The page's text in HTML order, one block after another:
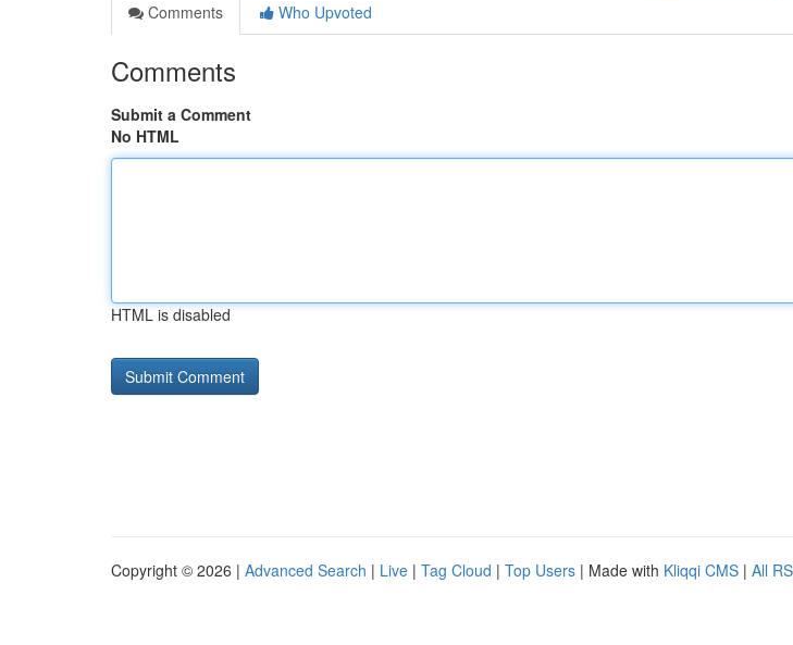
Comments
Who Upvoted
Comments
Submit a Comment
No HTML
HTML is disabled
Copyright © 2026 | Advanced Search | Live | Tag Cloud | Top Users | Made with Kliqqi CMS | All